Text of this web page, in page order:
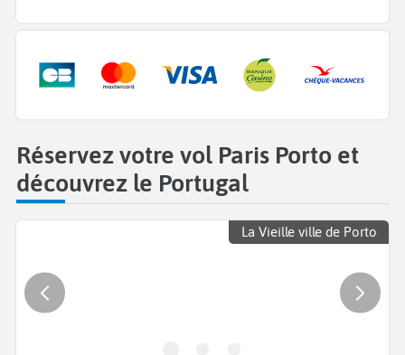
Réservez votre vol Paris Porto et
découvrez le Portugal
La Vieille ville de Porto